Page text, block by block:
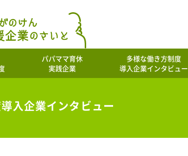
パパママ育休
実践企業
多様な働き方制度
導入企業インタビュー
入企業インタビュー